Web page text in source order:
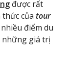
được rất
của tour
điểm du
những giá trị